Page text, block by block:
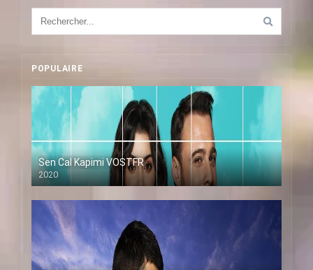
POPULAIRE
Sen Cal Kapimi VOSTFR
2020